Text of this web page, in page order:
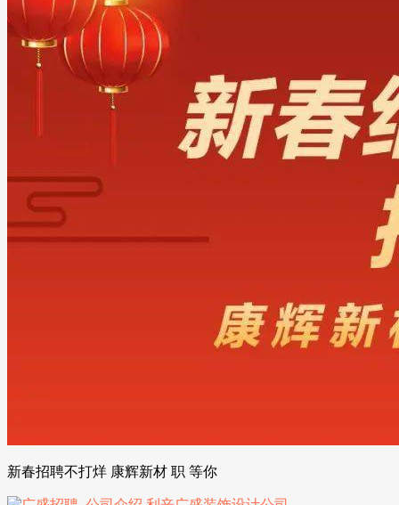
新春招聘不打烊 康辉新材 职 等你